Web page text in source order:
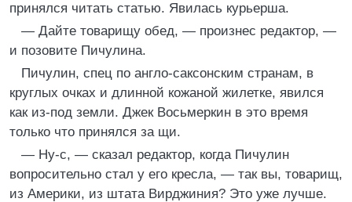
принялся читать статью. Явилась курьерша.
— Дайте товарищу обед, — произнес редактор, —
и позовите Пичулина.
Пичулин, спец по англо-саксонским странам, в
круглых очках и длинной кожаной жилетке, явился
как из-под земли. Джек Восьмеркин в это время
только что принялся за щи.
— Ну-с, — сказал редактор, когда Пичулин
вопросительно стал у его кресла, — так вы, товарищ,
из Америки, из штата Вирджиния? Это уже лучше.